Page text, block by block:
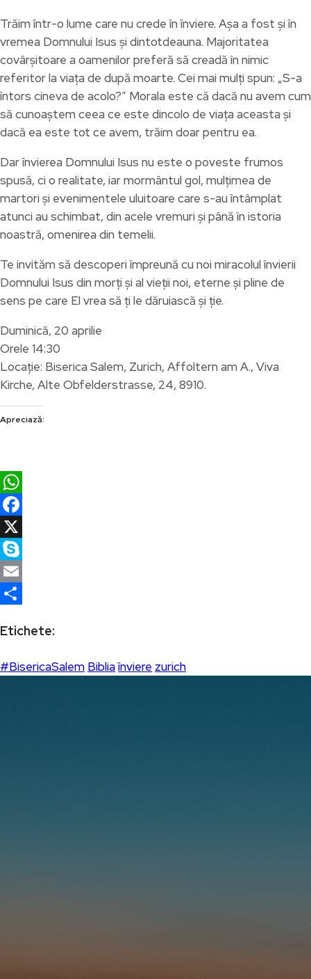
Trăim într-o lume care nu crede în înviere. Așa a fost și în
vremea Domnului Isus și dintotdeauna. Majoritatea
covârșitoare a oamenilor preferă să creadă în nimic
referitor la viața de după moarte. Cei mai mulți spun: „S-a
întors cineva de acolo?” Morala este că dacă nu avem cum
să cunoaștem ceea ce este dincolo de viața aceasta și
dacă ea este tot ce avem, trăim doar pentru ea.
Dar învierea Domnului Isus nu este o poveste frumos
spusă, ci o realitate, iar mormântul gol, mulțimea de
martori și evenimentele uluitoare care s-au întâmplat
atunci au schimbat, din acele vremuri și până în istoria
noastră, omenirea din temelii.
Te invităm să descoperi împreună cu noi miracolul învierii
Domnului Isus din morți și al vieții noi, eterne și pline de
sens pe care El vrea să ți le dăruiască și ție.
Duminică, 20 aprilie
Orele 14:30
Locație: Biserica Salem, Zurich, Affoltern am A., Viva
Kirche, Alte Obfelderstrasse, 24, 8910.
Apreciază:
WhatsApp
Facebook
X
Skype
Email
Etichete:
#BisericaSalem Bibliaînviere zurich